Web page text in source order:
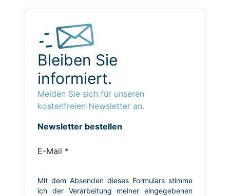
Bleiben Sie
informiert.
Melden Sie sich für unseren
kostenfreien Newsletter an.